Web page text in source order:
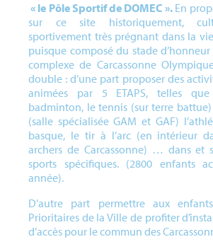
« le Pôle Sportif de DOMEC ». En
sur ce site historiquement,
sportivement très prégnant dans la
puisque composé du stade
complexe de Carcassonne
double : d’une part proposer des
animées par 5 ETAPS, telles
badminton, le tennis (sur terre
(salle spécialisée GAM et GAF)
basque, le tir à l’arc (en intérieur
archers de Carcassonne) … dans et
sports spécifiques. (2800 enfants
année).
D’autre part permettre aux
Prioritaires de la Ville de profiter
d’accès pour le commun des